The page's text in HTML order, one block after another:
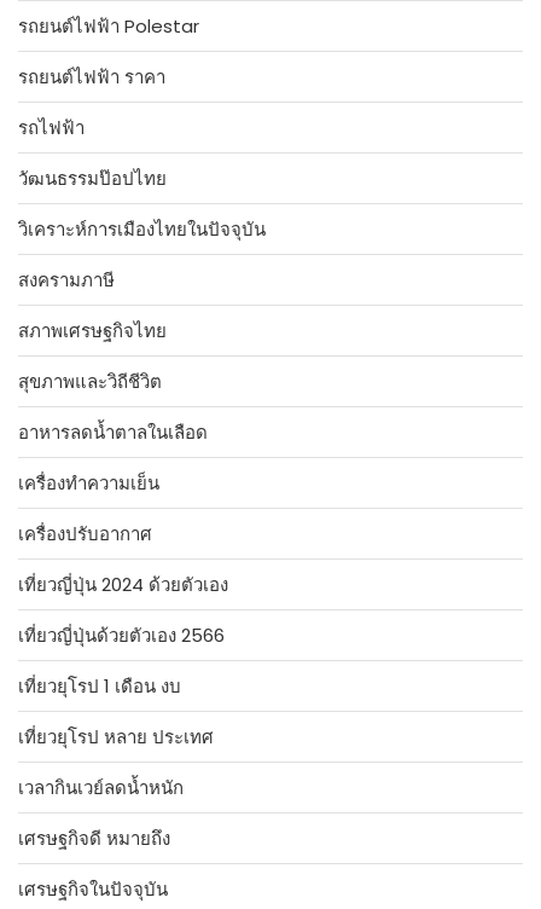
รถยนต์ไฟฟ้า Polestar
รถยนต์ไฟฟ้า ราคา
รถไฟฟ้า
วัฒนธรรมป๊อปไทย
วิเคราะห์การเมืองไทยในปัจจุบัน
สงครามภาษี
สภาพเศรษฐกิจไทย
สุขภาพและวิถีชีวิต
อาหารลดน้ำตาลในเลือด
เครื่องทำความเย็น
เครื่องปรับอากาศ
เที่ยวญี่ปุ่น 2024 ด้วยตัวเอง
เที่ยวญี่ปุ่นด้วยตัวเอง 2566
เที่ยวยุโรป 1 เดือน งบ
เที่ยวยุโรป หลาย ประเทศ
เวลากินเวย์ลดน้ำหนัก
เศรษฐกิจดี หมายถึง
เศรษฐกิจในปัจจุบัน